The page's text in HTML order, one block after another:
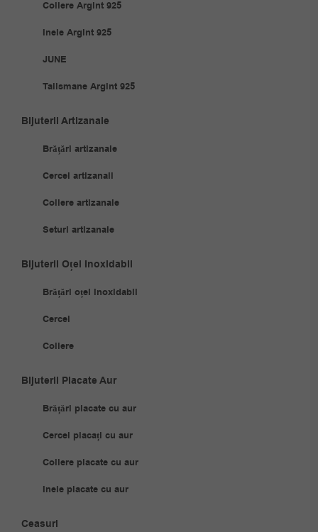
Coliere Argint 925
Inele Argint 925
JUNE
Talismane Argint 925
Bijuterii Artizanale
Brățări artizanale
Cercei artizanali
Coliere artizanale
Seturi artizanale
Bijuterii Oțel Inoxidabil
Brățări oțel inoxidabil
Cercei
Coliere
Bijuterii Placate Aur
Brățări placate cu aur
Cercei placați cu aur
Coliere placate cu aur
Inele placate cu aur
Ceasuri